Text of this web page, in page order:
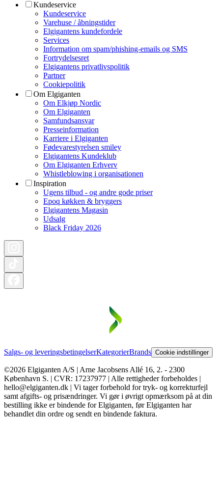
Kundeservice
Kundeservice
Varehuse / åbningstider
Elgigantens kundefordele
Services
Information om spam/phishing-emails og SMS
Fortrydelsesret
Elgigantens privatlivspolitik
Partner
Cookiepolitik
Om Elgiganten
Om Elkjøp Nordic
Om Elgiganten
Samfundsansvar
Presseinformation
Karriere i Elgiganten
Fødevarestyrelsen smiley
Elgigantens Kundeklub
Om Elgiganten Erhverv
Whistleblowing i organisationen
Inspiration
Ugens tilbud - og andre gode priser
Epoq køkken & bryggers
Elgigantens Magasin
Udsalg
Black Friday 2026
Salgs- og leveringsbetingelserKategorierBrands Cookie indstillinger
©2026 Elgiganten A/S | Arne Jacobsens Allé 16, 2. - 2300
København S. | CVR: 17237977 | Alle rettigheder forbeholdes |
hello@elgiganten.dk | Vi tager forbehold for tryk- og korrekturfejl
samt afgifts- og prisændringer. Vi gør i øvrigt opmærksom på at din
bestilling ikke er bindende for Elgiganten, før Elgiganten har
behandlet din ordre og sendt en bindende faktura.